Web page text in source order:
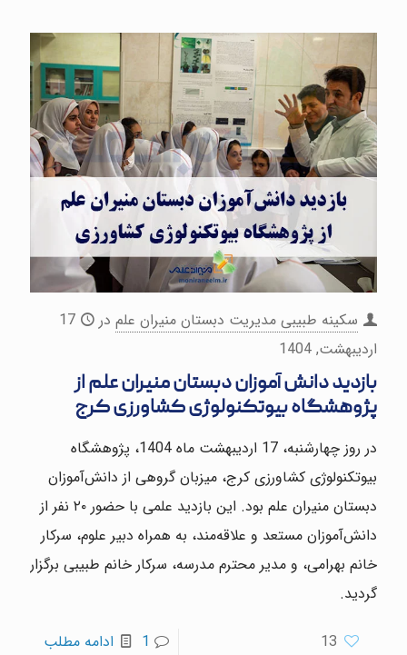
سکینه طبیبی مدیریت دبستان منیران علم در
17
اردیبهشت, 1404
بازدید دانش آموزان دبستان منیران علم از
پژوهشگاه بیوتکنولوژی کشاورزی کرج
در روز چهارشنبه، 17 اردیبهشت ماه 1404، پژوهشگاه
بیوتکنولوژی کشاورزی کرج، میزبان گروهی از دانش‌آموزان
دبستان منیران علم بود. این بازدید علمی با حضور ۲۰ نفر از
دانش‌آموزان مستعد و علاقه‌مند، به همراه دبیر علوم، سرکار
خانم بهرامی، و مدیر محترم مدرسه، سرکار خانم طبیبی برگزار
گردید.
13
1 ادامه مطلب